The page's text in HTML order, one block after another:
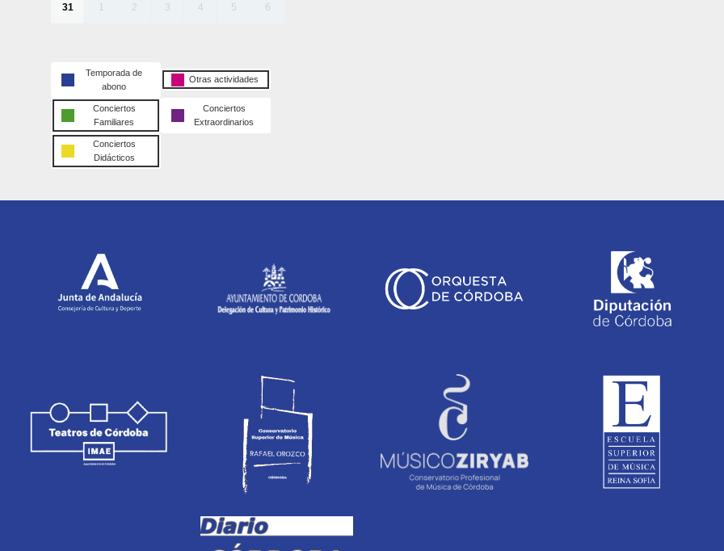
31 1 2 3 4 5 6
Temporada de
abono
Otras actividades
Conciertos
Familiares
Conciertos
Extraordinarios
Conciertos
Didácticos